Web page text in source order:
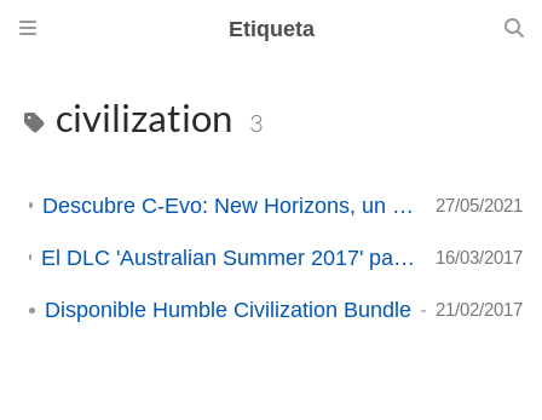
Etiqueta
civilization 3
Descubre C-Evo: New Horizons, un juego inspirado en Civilization II 27/05/2021
El DLC 'Australian Summer 2017' para Civilization VI ya está disponible en Linux 16/03/2017
Disponible Humble Civilization Bundle 21/02/2017